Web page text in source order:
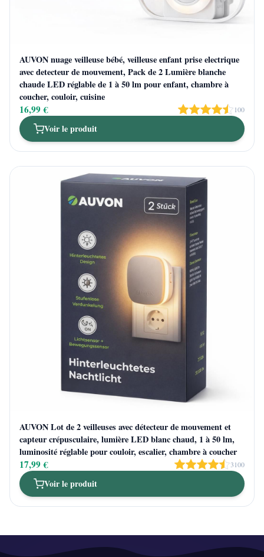
AUVON nuage veilleuse bébé, veilleuse enfant prise electrique
avec detecteur de mouvement, Pack de 2 Lumière blanche
chaude LED réglable de 1 à 50 lm pour enfant, chambre à
coucher, couloir, cuisine
16,99 € 100
Voir le produit
AUVON Lot de 2 veilleuses avec détecteur de mouvement et
capteur crépusculaire, lumière LED blanc chaud, 1 à 50 lm,
luminosité réglable pour couloir, escalier, chambre à coucher
17,99 € 3100
Voir le produit